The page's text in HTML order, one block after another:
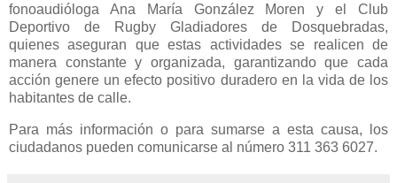
fonoaudióloga Ana María González Moren y el Club
Deportivo de Rugby Gladiadores de Dosquebradas,
quienes aseguran que estas actividades se realicen de
manera constante y organizada, garantizando que cada
acción genere un efecto positivo duradero en la vida de los
habitantes de calle.
Para más información o para sumarse a esta causa, los
ciudadanos pueden comunicarse al número 311 363 6027.